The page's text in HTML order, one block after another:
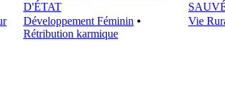
D'ÉTAT
Développement Féminin ⦁
Rétribution karmique
Vie